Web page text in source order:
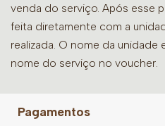
venda do serviço. Após esse
feita diretamente com a
realizada. O nome da
nome do serviço no voucher.
Pagamentos